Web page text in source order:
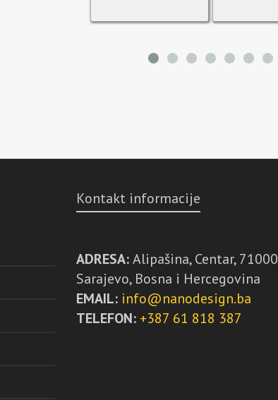
Kontakt informacije
ADRESA:Alipašina, Centar, 71000
Sarajevo, Bosna i Hercegovina
EMAIL: info@nanodesign.ba
TELEFON: +387 61 818 387